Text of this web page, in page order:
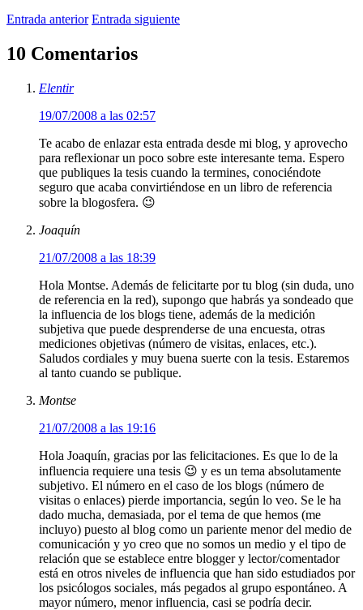
Entrada anterior Entrada siguiente
10 Comentarios
Elentir
19/07/2008 a las 02:57
Te acabo de enlazar esta entrada desde mi blog, y aprovecho
para reflexionar un poco sobre este interesante tema. Espero
que publiques la tesis cuando la termines, conociéndote
seguro que acaba convirtiéndose en un libro de referencia
sobre la blogosfera. 😉
Joaquín
21/07/2008 a las 18:39
Hola Montse. Además de felicitarte por tu blog (sin duda, uno
de referencia en la red), supongo que habrás ya sondeado que
la influencia de los blogs tiene, además de la medición
subjetiva que puede desprenderse de una encuesta, otras
mediciones objetivas (número de visitas, enlaces, etc.).
Saludos cordiales y muy buena suerte con la tesis. Estaremos
al tanto cuando se publique.
Montse
21/07/2008 a las 19:16
Hola Joaquín, gracias por las felicitaciones. Es que lo de la
influencia requiere una tesis 😉 y es un tema absolutamente
subjetivo. El número en el caso de los blogs (número de
visitas o enlaces) pierde importancia, según lo veo. Se le ha
dado mucha, demasiada, por el tema de que hemos (me
incluyo) puesto al blog como un pariente menor del medio de
comunicación y yo creo que no somos un medio y el tipo de
relación que se establece entre blogger y lector/comentador
está en otros niveles de influencia que han sido estudiados por
los psicólogos sociales, más pegados al grupo espontáneo. A
mayor número, menor influencia, casi se podría decir.